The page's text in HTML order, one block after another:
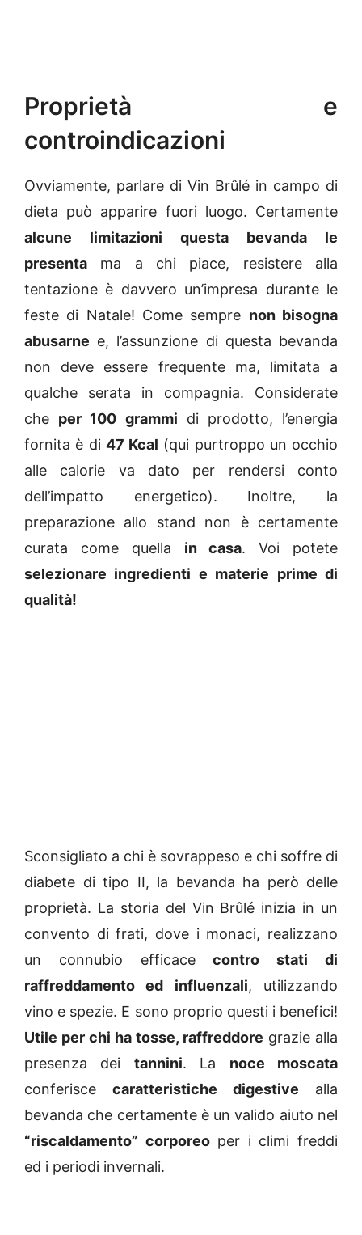
Proprietà e
controindicazioni
Ovviamente, parlare di Vin Brûlé in campo di
dieta può apparire fuori luogo. Certamente
alcune limitazioni questa bevanda le
presenta ma a chi piace, resistere alla
tentazione è davvero un’impresa durante le
feste di Natale! Come sempre non bisogna
abusarne e, l’assunzione di questa bevanda
non deve essere frequente ma, limitata a
qualche serata in compagnia. Considerate
che per 100 grammi di prodotto, l’energia
fornita è di 47 Kcal (qui purtroppo un occhio
alle calorie va dato per rendersi conto
dell’impatto energetico). Inoltre, la
preparazione allo stand non è certamente
curata come quella in casa. Voi potete
selezionare ingredienti e materie prime di
qualità!
Sconsigliato a chi è sovrappeso e chi soffre di
diabete di tipo II, la bevanda ha però delle
proprietà. La storia del Vin Brûlé inizia in un
convento di frati, dove i monaci, realizzano
un connubio efficacecontro stati di
raffreddamento ed influenzali, utilizzando
vino e spezie. E sono proprio questi i benefici!
Utile per chi ha tosse, raffreddore grazie alla
presenza dei tannini. La noce moscata
conferisce caratteristiche digestive alla
bevanda che certamente è un valido aiuto nel
“riscaldamento” corporeoper i climi freddi
ed i periodi invernali.